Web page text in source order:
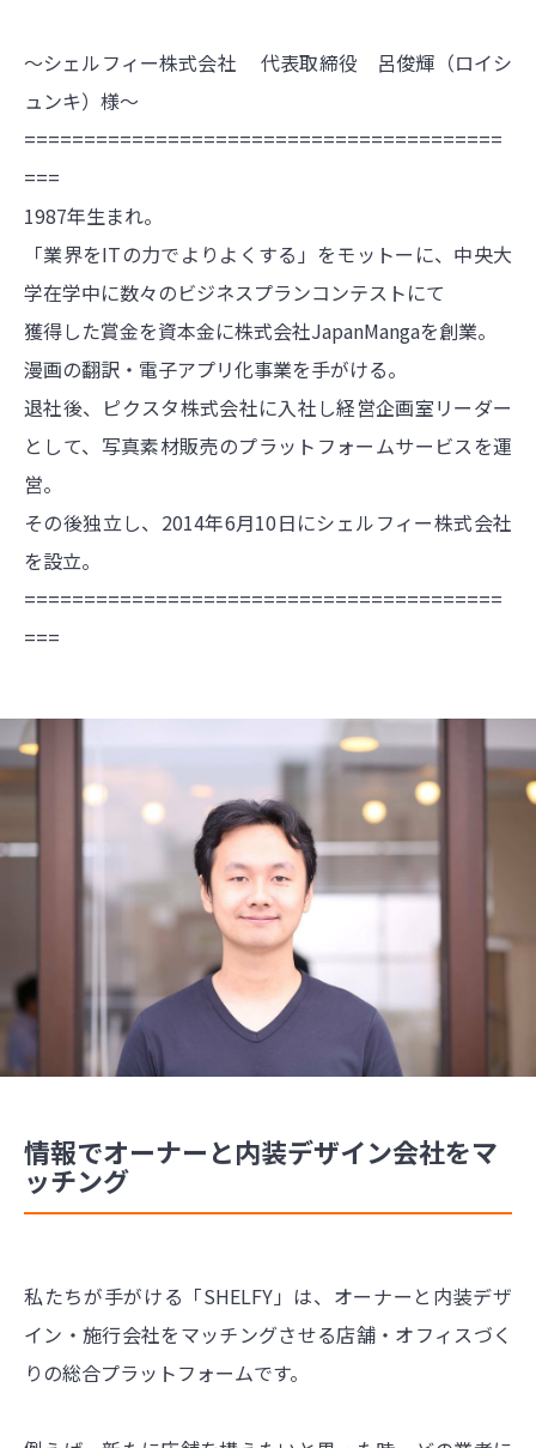
〜シェルフィー株式会社 代表取締役 呂俊輝（ロイシ
ュンキ）様〜
========================================
===
1987年生まれ。
「業界をITの力でよりよくする」をモットーに、中央大
学在学中に数々のビジネスプランコンテストにて
獲得した賞金を資本金に株式会社JapanMangaを創業。
漫画の翻訳・電子アプリ化事業を手がける。
退社後、ピクスタ株式会社に入社し経営企画室リーダー
として、写真素材販売のプラットフォームサービスを運
営。
その後独立し、2014年6月10日にシェルフィー株式会社
を設立。
========================================
===
情報でオーナーと内装デザイン会社をマ
ッチング
私たちが手がける「SHELFY」は、オーナーと内装デザ
イン・施行会社をマッチングさせる店舗・オフィスづく
りの総合プラットフォームです。